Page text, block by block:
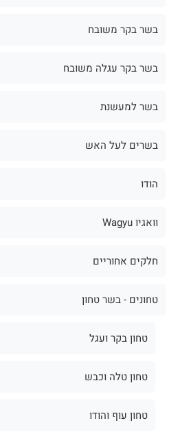
בשר בקר משובח
בשר בקר עגלה משובח
בשר למעשנת
בשרים לעל האש
הודו
וואגיו Wagyu
חלקים אחוריים
טחונים - בשר טחון
טחון בקר ועגל
טחון טלה וכבש
טחון עוף והודו